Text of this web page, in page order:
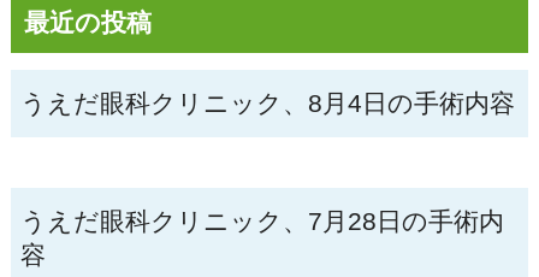
最近の投稿
うえだ眼科クリニック、8月4日の手術内容
うえだ眼科クリニック、7月28日の手術内
容